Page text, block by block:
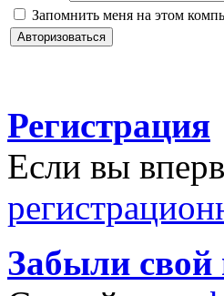
Запомнить меня на этом
Регистрация
Если вы
Забыли свой